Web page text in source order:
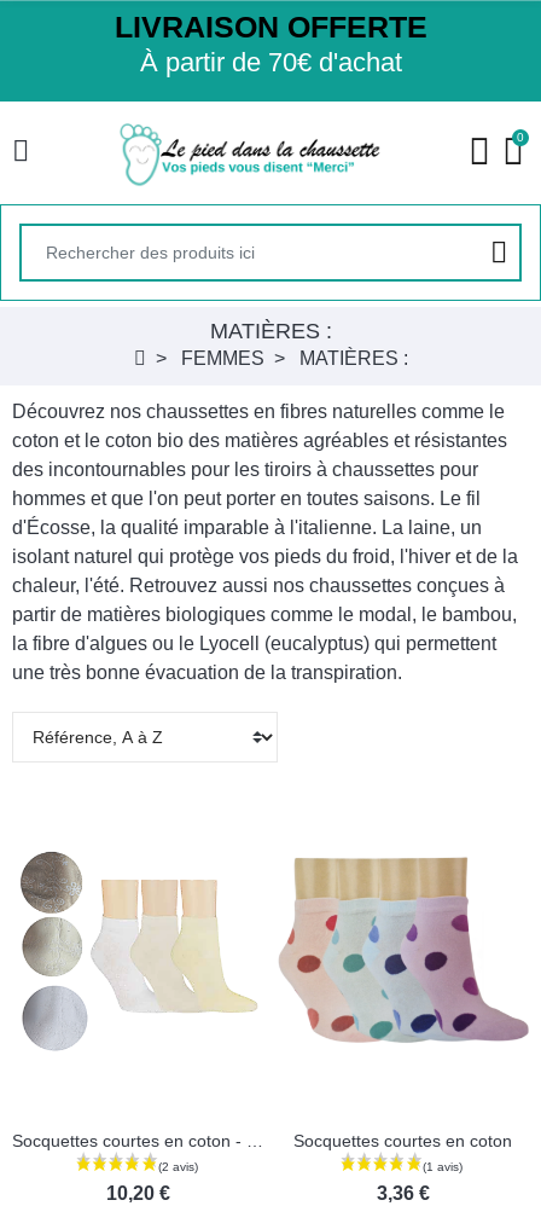
LIVRAISON OFFERTE
À partir de 70€ d'achat
0
MATIÈRES :
FEMMES MATIÈRES :
Découvrez nos chaussettes en fibres naturelles comme le
coton et le coton bio des matières agréables et résistantes
des incontournables pour les tiroirs à chaussettes pour
hommes et que l'on peut porter en toutes saisons. Le fil
d'Écosse, la qualité imparable à l'italienne. La laine, un
isolant naturel qui protège vos pieds du froid, l'hiver et de la
chaleur, l'été. Retrouvez aussi nos chaussettes conçues à
partir de matières biologiques comme le modal, le bambou,
la fibre d'algues ou le Lyocell (eucalyptus) qui permettent
une très bonne évacuation de la transpiration.
Socquettes courtes en coton - Lot de 3 paires
10,20 €
Socquettes courtes en coton
3,36 €